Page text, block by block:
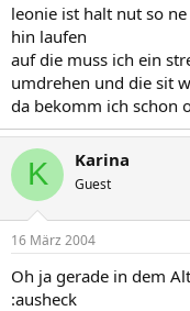
leonie ist halt nut so
hin laufen
auf die muss ich ein
umdrehen und die sit
da bekomm ich schon
K Karina
Guest
16 März 2004
Oh ja gerade in dem
:ausheck